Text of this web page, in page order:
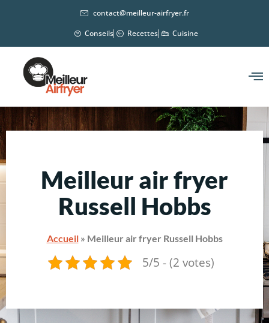
contact@meilleur-airfryer.fr
Conseils
Recettes Cuisine
Meilleur air fryer
Russell Hobbs
Accueil» Meilleur air fryer Russell Hobbs
5/5 - (2 votes)